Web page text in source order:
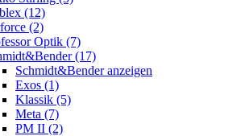
(12)
(2)
Optik (7)
(17)
Schmidt&Bender anzeigen
Exos (1)
Klassik (5)
Meta (7)
PM II (2)